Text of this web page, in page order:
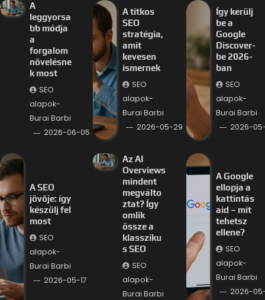
A
leggyorsa
bb módja
a
forgalom
növelésne
k most
SEO
alapok-
Burai Barbi
2026-06-05
A titkos
SEO
stratégia,
amit
kevesen
ismernek
SEO
alapok-
Burai Barbi
2026-05-29
Így kerülj
be a
Google
Discover-
be 2026-
ban
SEO
alapok-
Burai Barbi
2026-
A SEO
jövője: így
készülj fel
most
SEO
alapok-
Burai Barbi
2026-05-17
Az AI
Overviews
mindent
megválto
ztat? Így
omlik
össze a
klassziku
s SEO
SEO
alapok-
Burai Barbi
A Google
ellopja a
kattintás
aid – mit
tehetsz
ellene?
SEO
alapok-
Burai Barbi
2026-